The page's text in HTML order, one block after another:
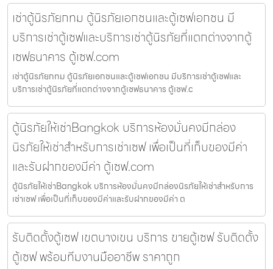
เช่าตู้นิรภัยกทม ตู้นิรภัยเอกชนและตู้เซฟเอกชน มี
บริการเช่าตู้เซฟและบริการเช่าตู้นิรภัยที่แตกต่างจากตู้
เซฟธนาคาร ตู้เซฟ.com
เช่าตู้นิรภัยกทม ตู้นิรภัยเอกชนและตู้เซฟเอกชน มีบริการเช่าตู้เซฟและ
บริการเช่าตู้นิรภัยที่แตกต่างจากตู้เซฟธนาคาร ตู้เซฟ.c
ตู้นิรภัยให้เช่าBangkok บริการห้องมั่นคงมีกล่อง
นิรภัยให้เช่าสำหรับการเช่าเซฟ เพื่อเป็นที่เก็บของมีค่า
และรับฝากของมีค่า ตู้เซฟ.com
ตู้นิรภัยให้เช่าBangkok บริการห้องมั่นคงมีกล่องนิรภัยให้เช่าสำหรับการ
เช่าเซฟ เพื่อเป็นที่เก็บของมีค่าและรับฝากของมีค่า ต
รับติดตั้งตู้เซฟ เขตบางเขน บริการ ขายตู้เซฟ รับติดตั้ง
ตู้เซฟ พร้อมทีมงานมืออาชีพ ราคาถูก